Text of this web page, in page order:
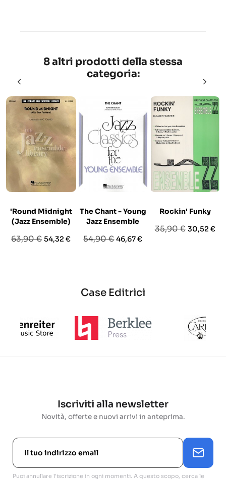
8 altri prodotti della stessa
categoria:
'Round Midnight
(Jazz Ensemble)
Prezzo
63,90 €Prezzo
54,32 €
The Chant - Young
Jazz Ensemble
Prezzo
54,90 €Prezzo
46,67 €
Rockin' Funky
Prezzo
35,90 € Prezzo
30,52 €
Case Editrici
Iscriviti alla newsletter
Novità, offerte e nuovi arrivi in anteprima.
Puoi annullare l'iscrizione in ogni momenti. A questo scopo, cerca le